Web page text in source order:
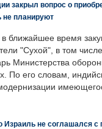
закрыл вопрос о
не планируют
ближайшее время
"Сухой", в том
Министерства
По его словам,
Израиль не соглашался с